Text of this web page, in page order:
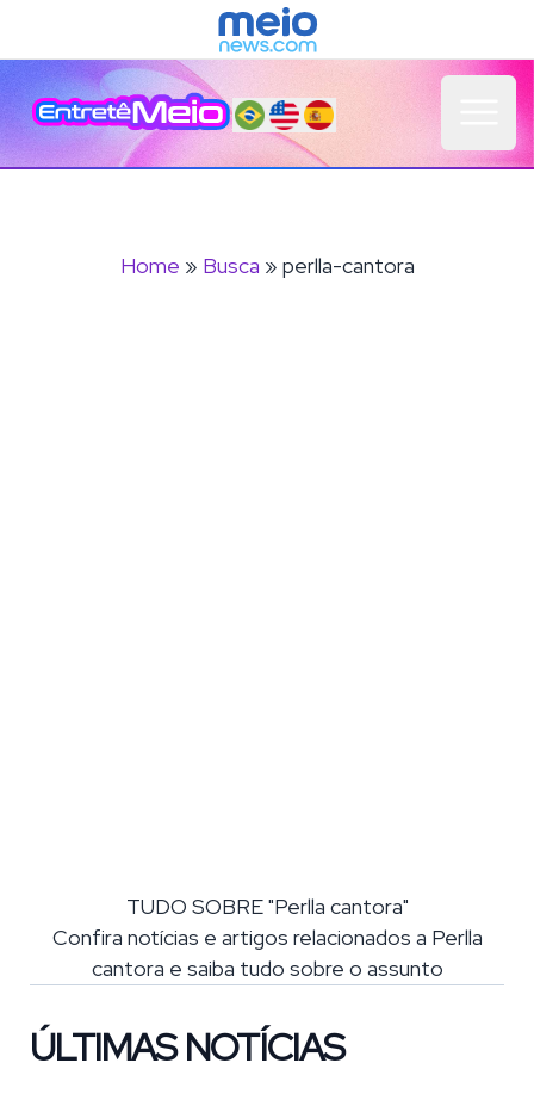
Home » Busca » perlla-cantora
TUDO SOBRE "Perlla cantora"
Confira notícias e artigos relacionados a Perlla
cantora e saiba tudo sobre o assunto
ÚLTIMAS NOTÍCIAS